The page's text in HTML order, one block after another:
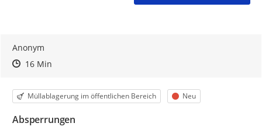
Anonym
Zeitpunkt des Erstellens
Zeitpunkt des Erstellens
16 MinZur Äußerung
Kategorie
Müllablagerung im öffentlichen Bereich Status
Neu
Absperrungen